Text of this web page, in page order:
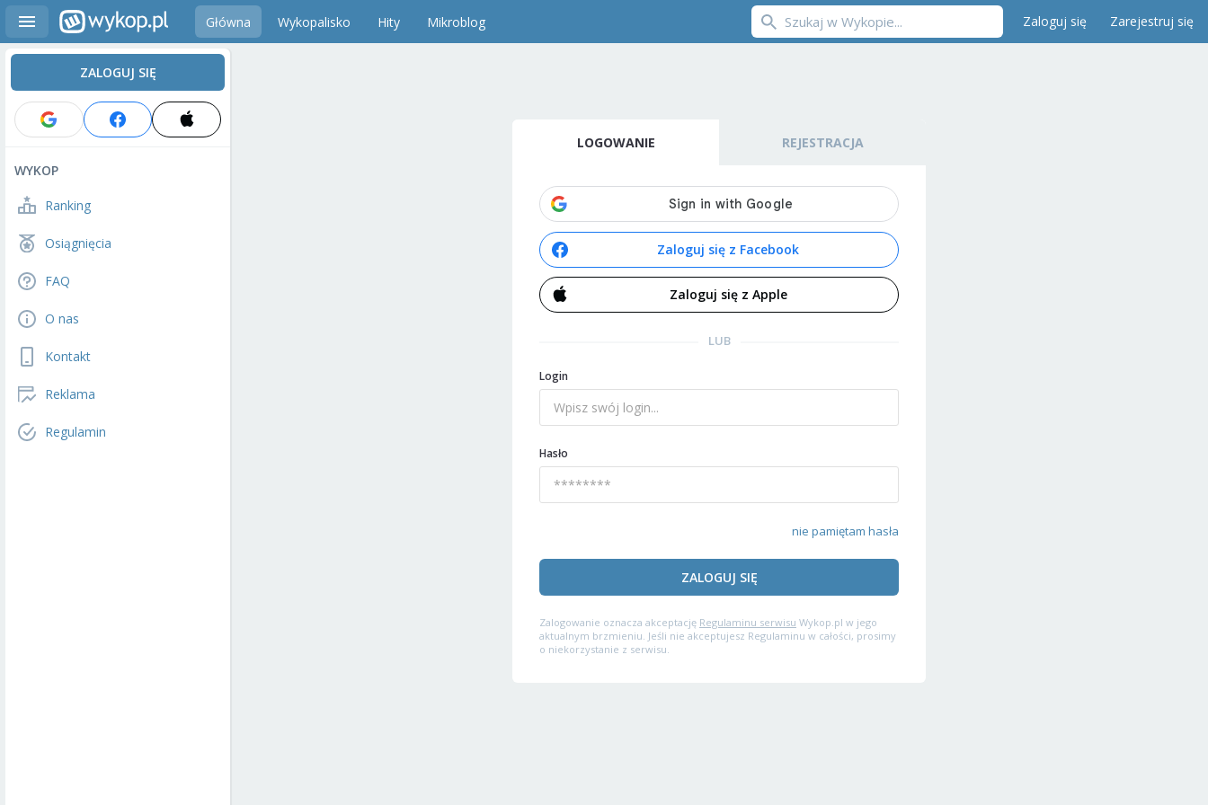
Główna Wykopalisko Hity Mikroblog Zaloguj się Zarejestruj się
ZALOGUJ SIĘ
WYKOP
Ranking
Osiągnięcia
FAQ
O nas
Kontakt
Reklama
Regulamin
LOGOWANIE REJESTRACJA
Zaloguj się z Facebook
Zaloguj się z Apple
LUB
Login
Hasło
nie pamiętam hasła
ZALOGUJ SIĘ
Zalogowanie oznacza akceptację Regulaminu serwisu Wykop.pl w jego
aktualnym brzmieniu. Jeśli nie akceptujesz Regulaminu w całości, prosimy
o niekorzystanie z serwisu.